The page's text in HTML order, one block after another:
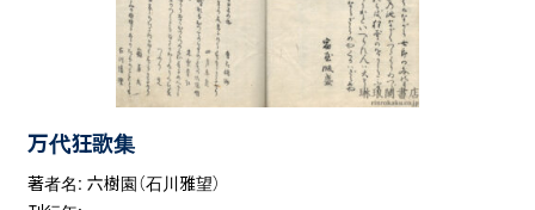
万代狂歌集
著者名: 六樹園（石川雅望）